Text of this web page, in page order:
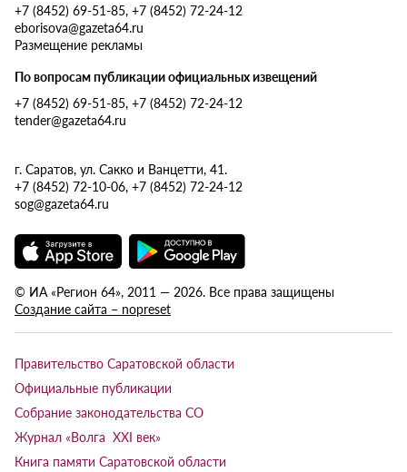
+7 (8452) 69-51-85, +7 (8452) 72-24-12
eborisova@gazeta64.ru
Размещение рекламы
По вопросам публикации официальных извещений
+7 (8452) 69-51-85, +7 (8452) 72-24-12
tender@gazeta64.ru
г. Саратов, ул. Сакко и Ванцетти, 41.
+7 (8452) 72-10-06, +7 (8452) 72-24-12
sog@gazeta64.ru
© ИА «Регион 64», 2011 — 2026. Все права защищены
Создание сайта – nopreset
Правительство Саратовской области
Официальные публикации
Собрание законодательства СО
Журнал «Волга XXI век»
Книга памяти Саратовской области